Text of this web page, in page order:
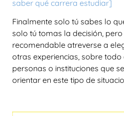
saber qué carrera estudiar]
Finalmente solo tú sabes lo
solo tú tomas la decisión, pero
recomendable atreverse a
otras experiencias, sobre
personas o instituciones que
orientar en este tipo de